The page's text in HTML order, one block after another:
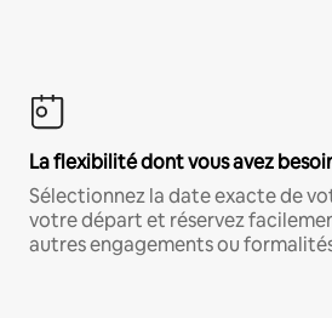
La flexibilité dont vous avez
Sélectionnez la date exacte de
votre départ et réservez
autres engagements ou